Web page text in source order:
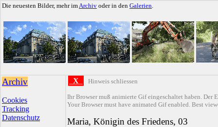
Die neuesten Bilder, mehr imArchiv oder in den Galerien.
Archiv
Cookies
Tracking
Datenschutz
X Hinweis schliessen
Ihr Browser muß animierte Gif eingeschaltet haben. Der
Your Browser must have animated Gif enabled. Best
Maria, Königin des Friedens, 03